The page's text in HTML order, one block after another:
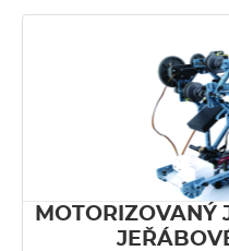
MOTORIZOVANÝ